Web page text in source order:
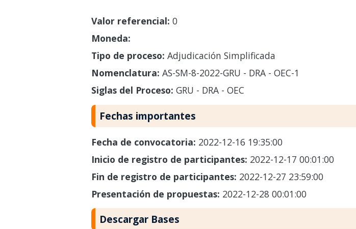
Valor referencial: 0
Moneda:
Tipo de proceso: Adjudicación Simplificada
Nomenclatura: AS-SM-8-2022-GRU - DRA - OEC-1
Siglas del Proceso: GRU - DRA - OEC
Fechas importantes
Fecha de convocatoria: 2022-12-16 19:35:00
Inicio de registro de participantes: 2022-12-17 00:01:00
Fin de registro de participantes: 2022-12-27 23:59:00
Presentación de propuestas: 2022-12-28 00:01:00
Descargar Bases